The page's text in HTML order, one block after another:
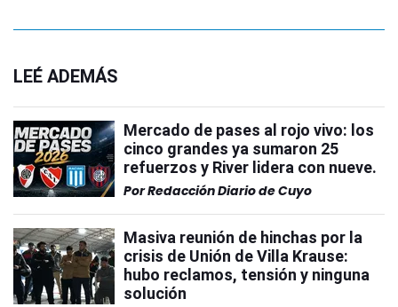
LEÉ ADEMÁS
Mercado de pases al rojo vivo: los
cinco grandes ya sumaron 25
refuerzos y River lidera con nueve.
PorRedacción Diario de Cuyo
Masiva reunión de hinchas por la
crisis de Unión de Villa Krause:
hubo reclamos, tensión y ninguna
solución